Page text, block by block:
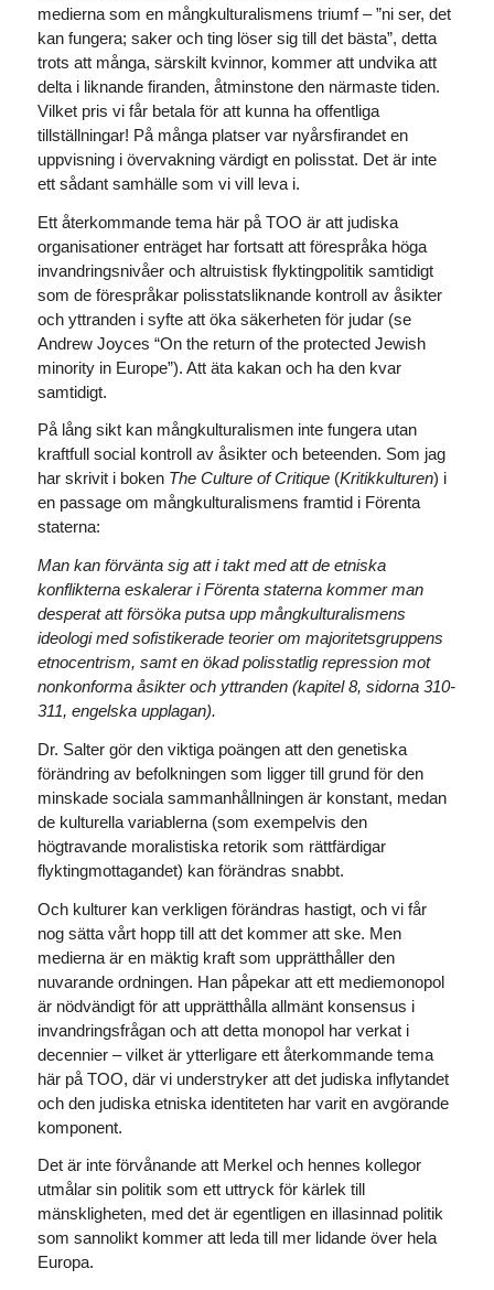
medierna som en mångkulturalismens triumf – ”ni ser, det
kan fungera; saker och ting löser sig till det bästa”, detta
trots att många, särskilt kvinnor, kommer att undvika att
delta i liknande firanden, åtminstone den närmaste tiden.
Vilket pris vi får betala för att kunna ha offentliga
tillställningar! På många platser var nyårsfirandet en
uppvisning i övervakning värdigt en polisstat. Det är inte
ett sådant samhälle som vi vill leva i.
Ett återkommande tema här på TOO är att judiska
organisationer enträget har fortsatt att förespråka höga
invandringsnivåer och altruistisk flyktingpolitik samtidigt
som de förespråkar polisstatsliknande kontroll av åsikter
och yttranden i syfte att öka säkerheten för judar (se
Andrew Joyces “On the return of the protected Jewish
minority in Europe”). Att äta kakan och ha den kvar
samtidigt.
På lång sikt kan mångkulturalismen inte fungera utan
kraftfull social kontroll av åsikter och beteenden. Som jag
har skrivit i boken The Culture of Critique(Kritikkulturen) i
en passage om mångkulturalismens framtid i Förenta
staterna:
Man kan förvänta sig att i takt med att de etniska
konflikterna eskalerar i Förenta staterna kommer man
desperat att försöka putsa upp mångkulturalismens
ideologi med sofistikerade teorier om majoritetsgruppens
etnocentrism, samt en ökad polisstatlig repression mot
nonkonforma åsikter och yttranden (kapitel 8, sidorna 310-
311, engelska upplagan).
Dr. Salter gör den viktiga poängen att den genetiska
förändring av befolkningen som ligger till grund för den
minskade sociala sammanhållningen är konstant, medan
de kulturella variablerna (som exempelvis den
högtravande moralistiska retorik som rättfärdigar
flyktingmottagandet) kan förändras snabbt.
Och kulturer kan verkligen förändras hastigt, och vi får
nog sätta vårt hopp till att det kommer att ske. Men
medierna är en mäktig kraft som upprätthåller den
nuvarande ordningen. Han påpekar att ett mediemonopol
är nödvändigt för att upprätthålla allmänt konsensus i
invandringsfrågan och att detta monopol har verkat i
decennier – vilket är ytterligare ett återkommande tema
här på TOO, där vi understryker att det judiska inflytandet
och den judiska etniska identiteten har varit en avgörande
komponent.
Det är inte förvånande att Merkel och hennes kollegor
utmålar sin politik som ett uttryck för kärlek till
mänskligheten, med det är egentligen en illasinnad politik
som sannolikt kommer att leda till mer lidande över hela
Europa.